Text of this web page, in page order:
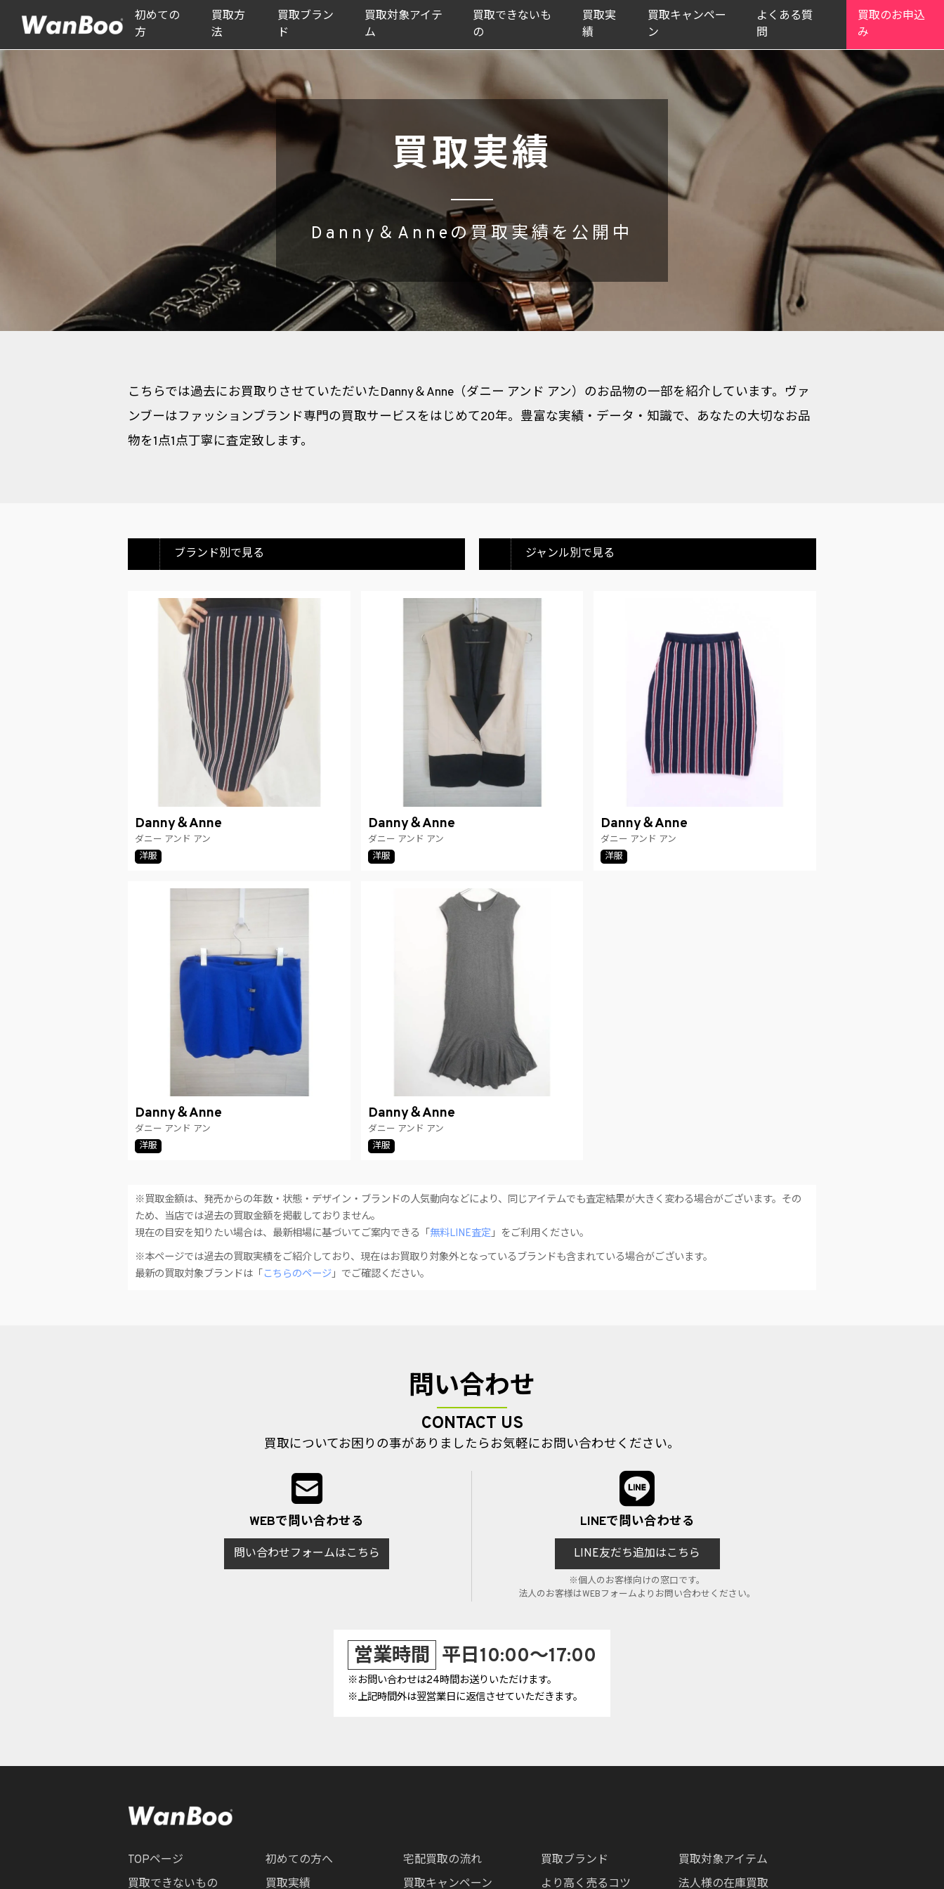
初めての
方
買取方
法
買取ブラン
ド
買取対象アイテ
ム
買取できないも
の
買取実
績
買取キャンペー
ン
よくある質
問
買取のお申込
み
買取実績
Danny＆Anneの買取実績を公開中
こちらでは過去にお買取りさせていただいたDanny＆Anne（ダニー アンド アン）のお品物の一部を紹介しています。ヴァ
ンブーはファッションブランド専門の買取サービスをはじめて20年。豊富な実績・データ・知識で、あなたの大切なお品
物を1点1点丁寧に査定致します。
ブランド別で見る ジャンル別で見る
Danny＆Anne
ダニー アンド アン
洋服
Danny＆Anne
ダニー アンド アン
洋服
Danny＆Anne
ダニー アンド アン
洋服
Danny＆Anne
ダニー アンド アン
洋服
Danny＆Anne
ダニー アンド アン
洋服
※買取金額は、発売からの年数・状態・デザイン・ブランドの人気動向などにより、同じアイテムでも査定結果が大きく変わる場合がございます。その
ため、当店では過去の買取金額を掲載しておりません。
現在の目安を知りたい場合は、最新相場に基づいてご案内できる「 無料LINE査定」をご利用ください。
※本ページでは過去の買取実績をご紹介しており、現在はお買取り対象外となっているブランドも含まれている場合がございます。
最新の買取対象ブランドは「 こちらのページ」でご確認ください。
問い合わせ
CONTACT US
買取についてお困りの事がありましたらお気軽にお問い合わせください。
WEBで問い合わせる
問い合わせフォームはこちら
LINEで問い合わせる
LINE友だち追加はこちら
※個人のお客様向けの窓口です。
法人のお客様はWEBフォームよりお問い合わせください。
営業時間 平日10:00～17:00
※お問い合わせは24時間お送りいただけます。
※上記時間外は翌営業日に返信させていただきます。
TOPページ 初めての方へ 宅配買取の流れ 買取ブランド
買取対象アイテム
買取できないもの
買取実績 買取キャンペーン より高く売るコツ 法人様の在庫買取